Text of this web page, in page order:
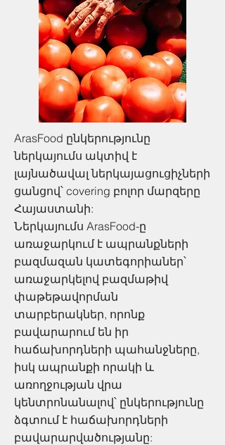
ArasFood ընկերությունը
ներկայումս ակտիվ է
լայնածավալ ներկայացուցիչների
ցանցով՝ covering բոլոր մարզերը
Հայաստանի:
Ներկայումս ArasFood-ը
առաջարկում է ապրանքների
բազմազան կատեգորիաներ՝
առաջարկելով բազմաթիվ
փաթեթավորման
տարբերակներ, որոնք
բավարարում են իր
հաճախորդների պահանջները,
իսկ ապրանքի որակի և
առողջության վրա
կենտրոնանալով՝ ընկերությունը
ձգտում է հաճախորդների
բավարարվածությանը: